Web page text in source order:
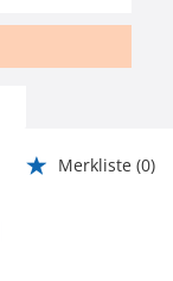
Merkliste (0)